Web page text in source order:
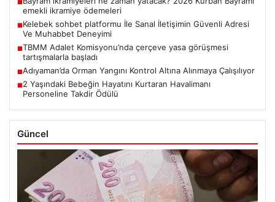
■
emekli ikramiye ödemeleri
■Kelebek sohbet platformu İle Sanal İletişimin Güvenli Adresi
Ve Muhabbet Deneyimi
■TBMM Adalet Komisyonu’nda çerçeve yasa görüşmesi
tartışmalarla başladı
■Adıyaman’da Orman Yangını Kontrol Altına Alınmaya Çalışılıyor
■2 Yaşındaki Bebeğin Hayatını Kurtaran Havalimanı
Personeline Takdir Ödülü
Güncel